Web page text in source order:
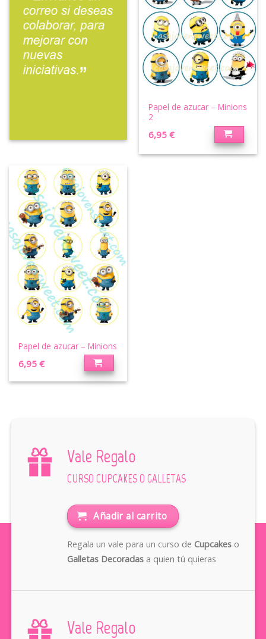
Papel de azucar – Minions
2
6,95€
Papel de azucar – Minions
6,95€
Vale Regalo
CURSO CUPCAKES O GALLETAS
Añadir al carrito
Regala un vale para un curso de Cupcakeso
Galletas Decoradasa quien tú quieras
Vale Regalo